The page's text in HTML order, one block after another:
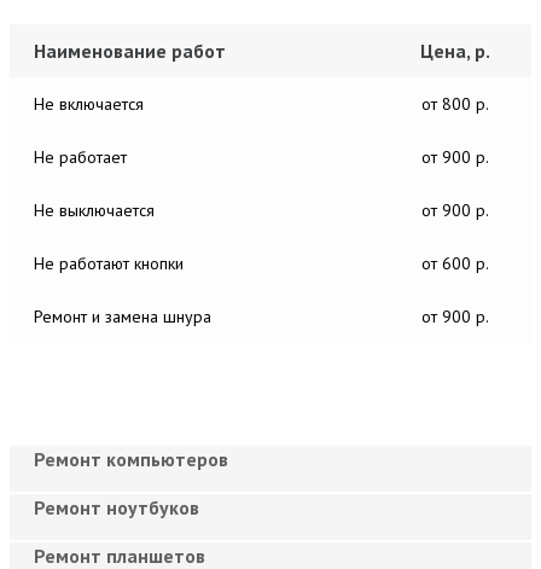
Наименование работ Цена, р.
Не включается от 800 р.
Не работает от 900 р.
Не выключается от 900 р.
Не работают кнопки от 600 р.
Ремонт и замена шнура от 900 р.
Ремонт компьютеров
Ремонт ноутбуков
Ремонт планшетов